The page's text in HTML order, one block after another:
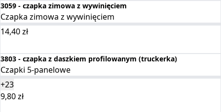
3059 - czapka zimowa z wywinięciem
Czapka zimowa z wywinięciem
14,40zł
3803 - czapka z daszkiem profilowanym (truckerka)
Czapki 5-panelowe
+23
9,80zł